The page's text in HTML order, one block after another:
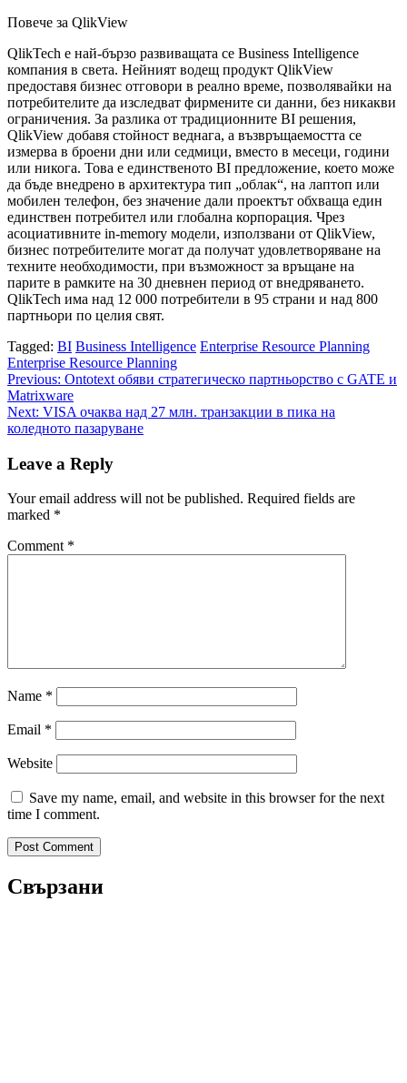
Повече за QlikView
QlikTech е най-бързо развиващата се Business Intelligence
компания в света. Нейният водещ продукт QlikView
предоставя бизнес отговори в реално време, позволявайки на
потребителите да изследват фирмените си данни, без никакви
ограничения. За разлика от традиционните BI решения,
QlikView добавя стойност веднага, а възвръщаемостта се
измерва в броени дни или седмици, вместо в месеци, години
или никога. Това е единственото BI предложение, което може
да бъде внедрено в архитектура тип „облак“, на лаптоп или
мобилен телефон, без значение дали проектът обхваща един
единствен потребител или глобална корпорация. Чрез
асоциативните in-memory модели, използвани от QlikView,
бизнес потребителите могат да получат удовлетворяване на
техните необходимости, при възможност за връщане на
парите в рамките на 30 дневнен период от внедряването.
QlikTech има над 12 000 потребители в 95 страни и над 800
партньори по целия свят.
Tagged: BI Business Intelligence Enterprise Resource Planning
Enterprise Resource Planning
Post
navigation
Previous: Ontotext обяви стратегическо партньорство с GATE и
Matrixware
Next: VISA очаква над 27 млн. транзакции в пика на
коледното пазаруване
Leave a Reply
Your email address will not be published. Required fields are
marked *
Comment *
Name *
Email *
Website
Save my name, email, and website in this browser for the next
time I comment.
Свързани